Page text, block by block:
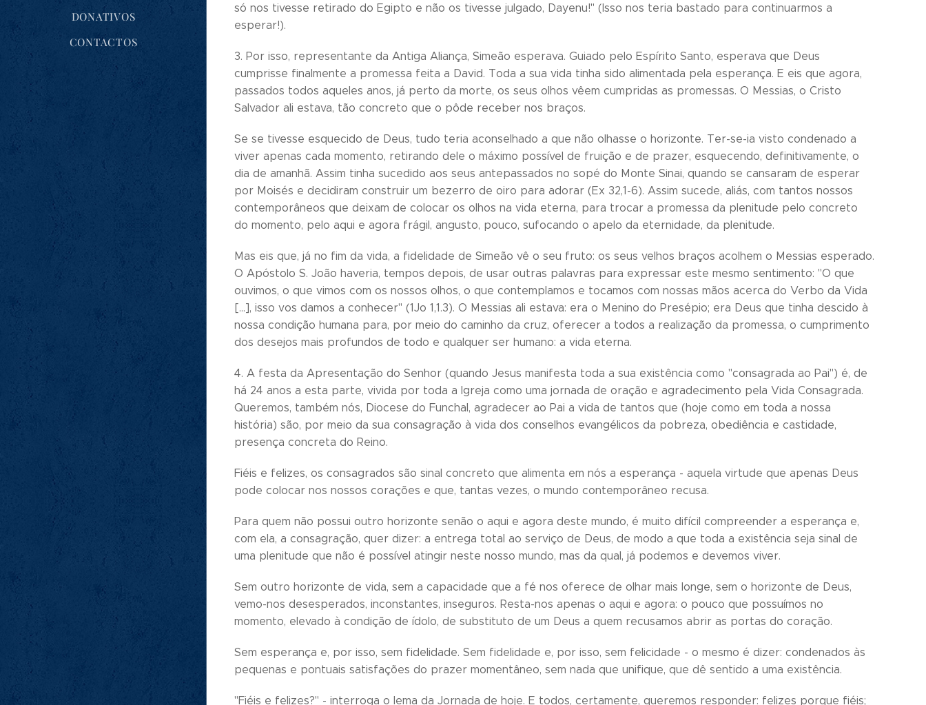
DONATIVOS
CONTACTOS
só nos tivesse retirado do Egipto e não os tivesse julgado, Dayenu!" (Isso nos teria bastado para continuarmos a
esperar!).
3. Por isso, representante da Antiga Aliança, Simeão esperava. Guiado pelo Espírito Santo, esperava que Deus
cumprisse finalmente a promessa feita a David. Toda a sua vida tinha sido alimentada pela esperança. E eis que agora,
passados todos aqueles anos, já perto da morte, os seus olhos vêem cumpridas as promessas. O Messias, o Cristo
Salvador ali estava, tão concreto que o pôde receber nos braços.
Se se tivesse esquecido de Deus, tudo teria aconselhado a que não olhasse o horizonte. Ter-se-ia visto condenado a
viver apenas cada momento, retirando dele o máximo possível de fruição e de prazer, esquecendo, definitivamente, o
dia de amanhã. Assim tinha sucedido aos seus antepassados no sopé do Monte Sinai, quando se cansaram de esperar
por Moisés e decidiram construir um bezerro de oiro para adorar (Ex 32,1-6). Assim sucede, aliás, com tantos nossos
contemporâneos que deixam de colocar os olhos na vida eterna, para trocar a promessa da plenitude pelo concreto
do momento, pelo aqui e agora frágil, angusto, pouco, sufocando o apelo da eternidade, da plenitude.
Mas eis que, já no fim da vida, a fidelidade de Simeão vê o seu fruto: os seus velhos braços acolhem o Messias esperado.
O Apóstolo S. João haveria, tempos depois, de usar outras palavras para expressar este mesmo sentimento: "O que
ouvimos, o que vimos com os nossos olhos, o que contemplamos e tocamos com nossas mãos acerca do Verbo da Vida
[...], isso vos damos a conhecer" (1Jo 1,1.3). O Messias ali estava: era o Menino do Presépio; era Deus que tinha descido à
nossa condição humana para, por meio do caminho da cruz, oferecer a todos a realização da promessa, o cumprimento
dos desejos mais profundos de todo e qualquer ser humano: a vida eterna.
4. A festa da Apresentação do Senhor (quando Jesus manifesta toda a sua existência como "consagrada ao Pai") é, de
há 24 anos a esta parte, vivida por toda a Igreja como uma jornada de oração e agradecimento pela Vida Consagrada.
Queremos, também nós, Diocese do Funchal, agradecer ao Pai a vida de tantos que (hoje como em toda a nossa
história) são, por meio da sua consagração à vida dos conselhos evangélicos da pobreza, obediência e castidade,
presença concreta do Reino.
Fiéis e felizes, os consagrados são sinal concreto que alimenta em nós a esperança - aquela virtude que apenas Deus
pode colocar nos nossos corações e que, tantas vezes, o mundo contemporâneo recusa.
Para quem não possui outro horizonte senão o aqui e agora deste mundo, é muito difícil compreender a esperança e,
com ela, a consagração, quer dizer: a entrega total ao serviço de Deus, de modo a que toda a existência seja sinal de
uma plenitude que não é possível atingir neste nosso mundo, mas da qual, já podemos e devemos viver.
Sem outro horizonte de vida, sem a capacidade que a fé nos oferece de olhar mais longe, sem o horizonte de Deus,
vemo-nos desesperados, inconstantes, inseguros. Resta-nos apenas o aqui e agora: o pouco que possuímos no
momento, elevado à condição de ídolo, de substituto de um Deus a quem recusamos abrir as portas do coração.
Sem esperança e, por isso, sem fidelidade. Sem fidelidade e, por isso, sem felicidade - o mesmo é dizer: condenados às
pequenas e pontuais satisfações do prazer momentâneo, sem nada que unifique, que dê sentido a uma existência.
"Fiéis e felizes?" - interroga o lema da Jornada de hoje. E todos, certamente, queremos responder: felizes porque fiéis;